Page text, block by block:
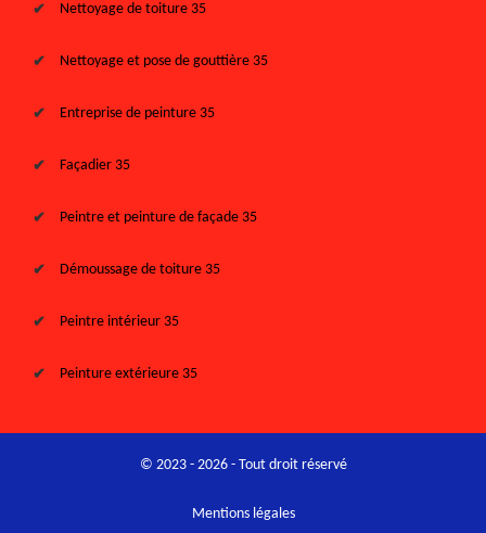
Nettoyage de toiture 35
Nettoyage et pose de gouttière 35
Entreprise de peinture 35
Façadier 35
Peintre et peinture de façade 35
Démoussage de toiture 35
Peintre intérieur 35
Peinture extérieure 35
© 2023 - 2026 - Tout droit réservé
Mentions légales